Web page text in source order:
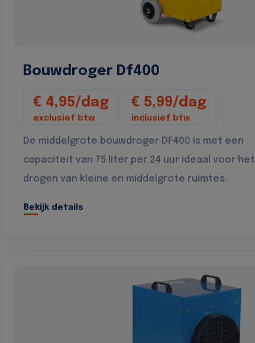
Bouwdroger Df400
€ 4,95/dag
exclusief btw
€ 5,99/dag
inclusief btw
De middelgrote bouwdroger DF400 is met een
capaciteit van 75 liter per 24 uur ideaal voor het
drogen van kleine en middelgrote ruimtes.
Bekijk details